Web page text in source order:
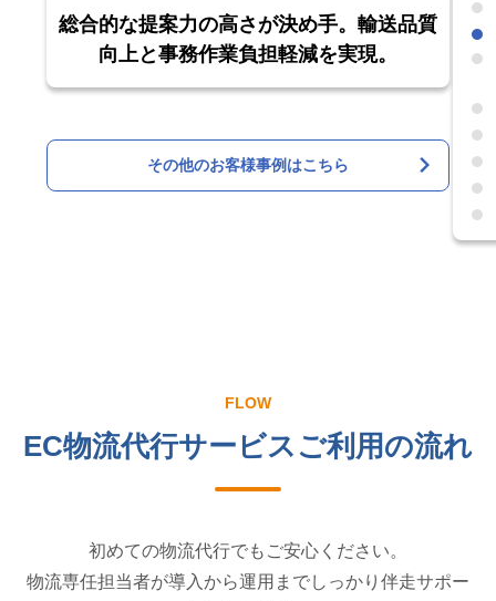
総合的な提案力の高さが決め手。輸送品質
向上と事務作業負担軽減を実現。
その他のお客様事例はこちら
FLOW
EC物流代行サービスご利用の流れ
初めての物流代行でもご安心ください。
物流専任担当者が導入から運用までしっかり伴走サポー